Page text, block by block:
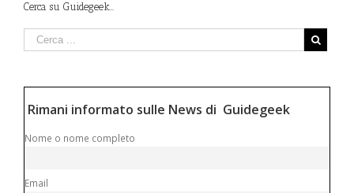
Cerca su Guidegeek…
Rimani informato sulle News di Guidegeek
Nome o nome completo
Email